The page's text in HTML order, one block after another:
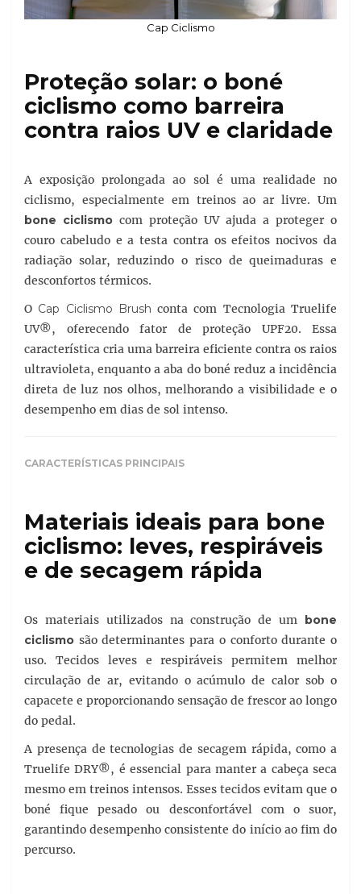
Cap Ciclismo
Proteção solar: o boné
ciclismo como barreira
contra raios UV e claridade
A exposição prolongada ao sol é uma realidade no
ciclismo, especialmente em treinos ao ar livre. Um
bone ciclismo com proteção UV ajuda a proteger o
couro cabeludo e a testa contra os efeitos nocivos da
radiação solar, reduzindo o risco de queimaduras e
desconfortos térmicos.
O Cap Ciclismo Brush conta com Tecnologia Truelife
UV®, oferecendo fator de proteção UPF20. Essa
característica cria uma barreira eficiente contra os raios
ultravioleta, enquanto a aba do boné reduz a incidência
direta de luz nos olhos, melhorando a visibilidade e o
desempenho em dias de sol intenso.
CARACTERÍSTICAS PRINCIPAIS
Materiais ideais para bone
ciclismo: leves, respiráveis
e de secagem rápida
Os materiais utilizados na construção de um bone
ciclismo são determinantes para o conforto durante o
uso. Tecidos leves e respiráveis permitem melhor
circulação de ar, evitando o acúmulo de calor sob o
capacete e proporcionando sensação de frescor ao longo
do pedal.
A presença de tecnologias de secagem rápida, como a
Truelife DRY®, é essencial para manter a cabeça seca
mesmo em treinos intensos. Esses tecidos evitam que o
boné fique pesado ou desconfortável com o suor,
garantindo desempenho consistente do início ao fim do
percurso.